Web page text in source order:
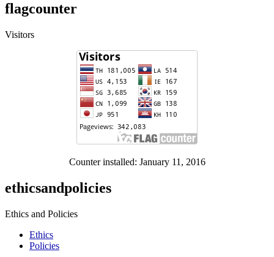
flagcounter
Visitors
Counter installed: January 11, 2016
ethicsandpolicies
Ethics and Policies
Ethics
Policies